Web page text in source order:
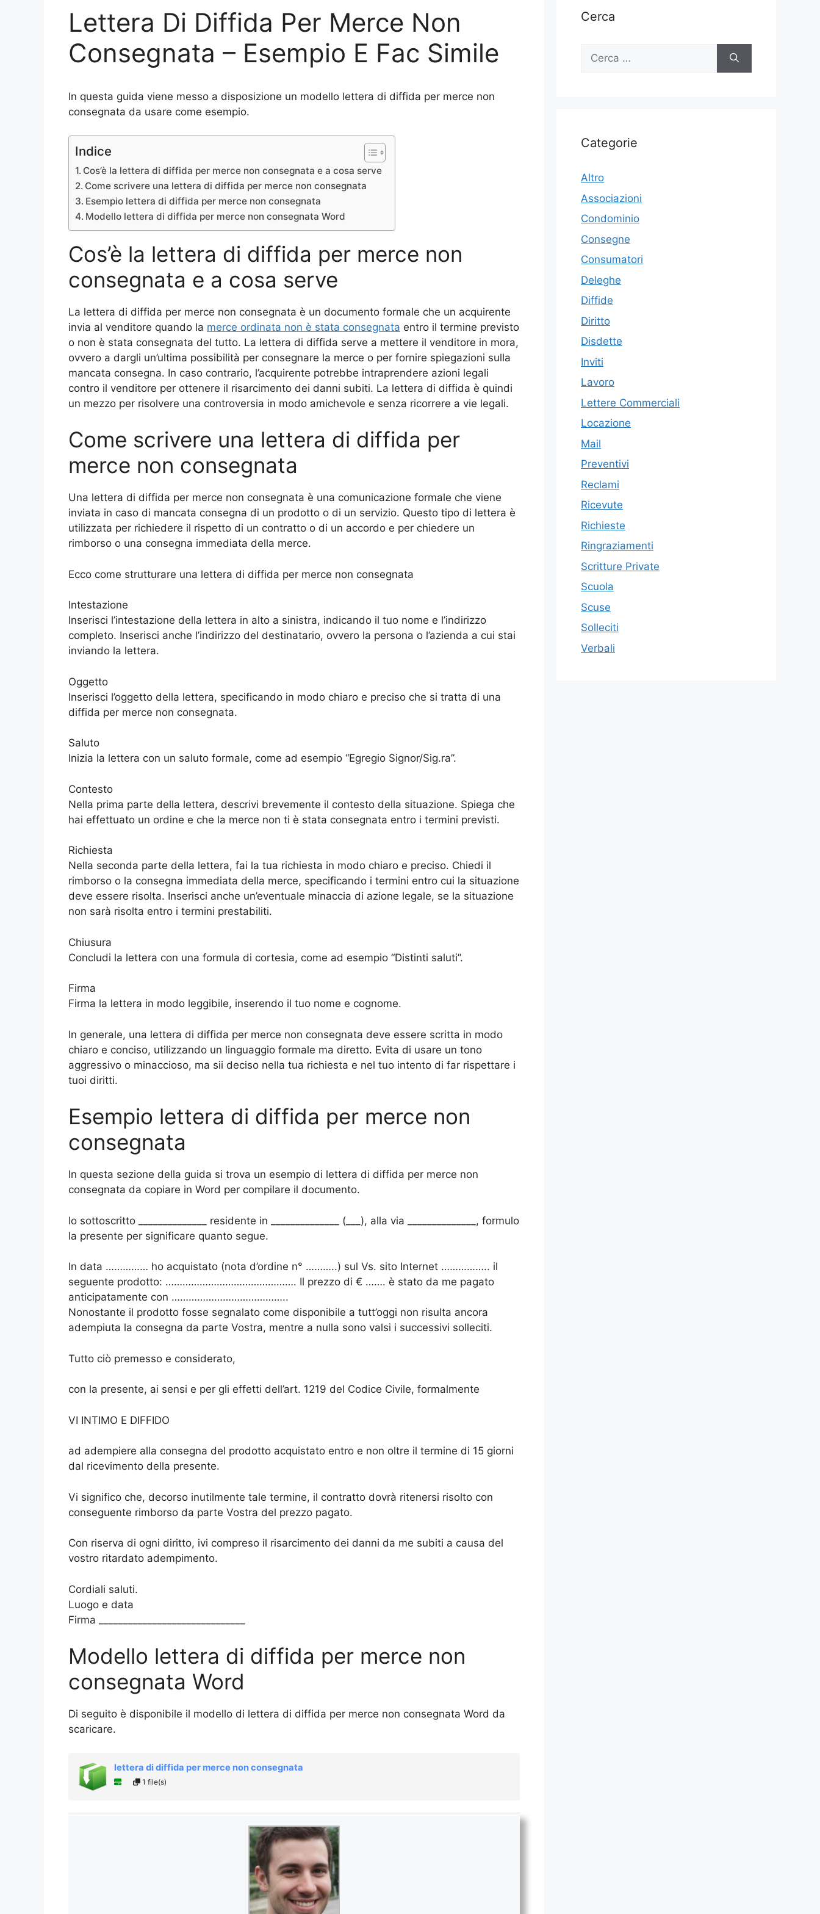
Lettera Di Diffida Per Merce Non
Consegnata – Esempio E Fac Simile
In questa guida viene messo a disposizione un modello lettera di diffida per merce non
consegnata da usare come esempio.
Indice
Cos’è la lettera di diffida per merce non consegnata e a cosa serve
Come scrivere una lettera di diffida per merce non consegnata
Esempio lettera di diffida per merce non consegnata
Modello lettera di diffida per merce non consegnata Word
Cos’è la lettera di diffida per merce non
consegnata e a cosa serve
La lettera di diffida per merce non consegnata è un documento formale che un acquirente
invia al venditore quando la merce ordinata non è stata consegnata entro il termine previsto
o non è stata consegnata del tutto. La lettera di diffida serve a mettere il venditore in mora,
ovvero a dargli un’ultima possibilità per consegnare la merce o per fornire spiegazioni sulla
mancata consegna. In caso contrario, l’acquirente potrebbe intraprendere azioni legali
contro il venditore per ottenere il risarcimento dei danni subiti. La lettera di diffida è quindi
un mezzo per risolvere una controversia in modo amichevole e senza ricorrere a vie legali.
Come scrivere una lettera di diffida per
merce non consegnata
Una lettera di diffida per merce non consegnata è una comunicazione formale che viene
inviata in caso di mancata consegna di un prodotto o di un servizio. Questo tipo di lettera è
utilizzata per richiedere il rispetto di un contratto o di un accordo e per chiedere un
rimborso o una consegna immediata della merce.
Ecco come strutturare una lettera di diffida per merce non consegnata
Intestazione
Inserisci l’intestazione della lettera in alto a sinistra, indicando il tuo nome e l’indirizzo
completo. Inserisci anche l’indirizzo del destinatario, ovvero la persona o l’azienda a cui stai
inviando la lettera.
Oggetto
Inserisci l’oggetto della lettera, specificando in modo chiaro e preciso che si tratta di una
diffida per merce non consegnata.
Saluto
Inizia la lettera con un saluto formale, come ad esempio “Egregio Signor/Sig.ra”.
Contesto
Nella prima parte della lettera, descrivi brevemente il contesto della situazione. Spiega che
hai effettuato un ordine e che la merce non ti è stata consegnata entro i termini previsti.
Richiesta
Nella seconda parte della lettera, fai la tua richiesta in modo chiaro e preciso. Chiedi il
rimborso o la consegna immediata della merce, specificando i termini entro cui la situazione
deve essere risolta. Inserisci anche un’eventuale minaccia di azione legale, se la situazione
non sarà risolta entro i termini prestabiliti.
Chiusura
Concludi la lettera con una formula di cortesia, come ad esempio “Distinti saluti”.
Firma
Firma la lettera in modo leggibile, inserendo il tuo nome e cognome.
In generale, una lettera di diffida per merce non consegnata deve essere scritta in modo
chiaro e conciso, utilizzando un linguaggio formale ma diretto. Evita di usare un tono
aggressivo o minaccioso, ma sii deciso nella tua richiesta e nel tuo intento di far rispettare i
tuoi diritti.
Esempio lettera di diffida per merce non
consegnata
In questa sezione della guida si trova un esempio di lettera di diffida per merce non
consegnata da copiare in Word per compilare il documento.
Io sottoscritto ______________ residente in ______________ (___), alla via ______________, formulo
la presente per significare quanto segue.
In data …………… ho acquistato (nota d’ordine n° ………..) sul Vs. sito Internet …………….. il
seguente prodotto: ………………………………………. Il prezzo di € ……. è stato da me pagato
anticipatamente con …………………………………..
Nonostante il prodotto fosse segnalato come disponibile a tutt’oggi non risulta ancora
adempiuta la consegna da parte Vostra, mentre a nulla sono valsi i successivi solleciti.
Tutto ciò premesso e considerato,
con la presente, ai sensi e per gli effetti dell’art. 1219 del Codice Civile, formalmente
VI INTIMO E DIFFIDO
ad adempiere alla consegna del prodotto acquistato entro e non oltre il termine di 15 giorni
dal ricevimento della presente.
Vi significo che, decorso inutilmente tale termine, il contratto dovrà ritenersi risolto con
conseguente rimborso da parte Vostra del prezzo pagato.
Con riserva di ogni diritto, ivi compreso il risarcimento dei danni da me subiti a causa del
vostro ritardato adempimento.
Cordiali saluti.
Luogo e data
Firma ______________________________
Modello lettera di diffida per merce non
consegnata Word
Di seguito è disponibile il modello di lettera di diffida per merce non consegnata Word da
scaricare.
lettera di diffida per merce non consegnata
1 file(s)
Cerca
Ricerca
Categorie
Altro
Associazioni
Condominio
Consegne
Consumatori
Deleghe
Diffide
Diritto
Disdette
Inviti
Lavoro
Lettere Commerciali
Locazione
Mail
Preventivi
Reclami
Ricevute
Richieste
Ringraziamenti
Scritture Private
Scuola
Scuse
Solleciti
Verbali